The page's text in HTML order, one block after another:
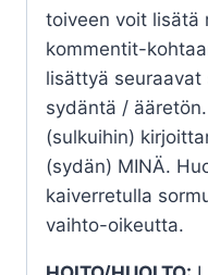
toiveen voit lisätä
kommentit-
lisättyä
sydäntä /
(sulkuihin)
(sydän) MINÄ.
kaiverretulla
vaihto-oikeutta.